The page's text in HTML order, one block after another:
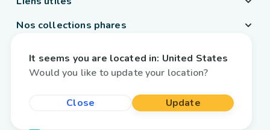
Nos collections phares
France / Français
It seems you are located in: United States
Would you like to update your location?
Close Update